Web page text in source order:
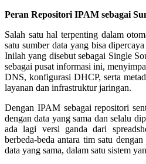
Peran Repositori IPAM sebagai
Salah satu hal terpenting dalam
satu sumber data yang bisa
Inilah yang disebut sebagai Single
sebagai pusat informasi ini,
DNS, konfigurasi DHCP, serta
layanan dan infrastruktur jaringan.
Dengan IPAM sebagai repositori
dengan data yang sama dan selalu
ada lagi versi ganda dari
berbeda-beda antara tim satu
data yang sama, dalam satu sistem